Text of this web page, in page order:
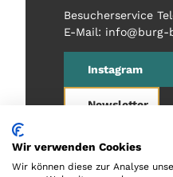
Besucherservice
E-Mail: info@burg-
Instagram
Newsletter
Wir verwenden Cookies
Wir können diese zur Analyse